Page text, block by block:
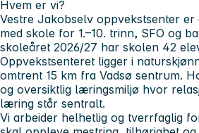
Hvem er vi?
Vestre Jakobselv oppvekstsenter
med skole for 1.–10. trinn, SFO og
skoleåret 2026/27 har skolen 42
Oppvekstsenteret ligger i
omtrent 15 km fra Vadsø sentrum.
og oversiktlig læringsmiljø hvor
læring står sentralt.
Vi arbeider helhetlig og tverrfaglig